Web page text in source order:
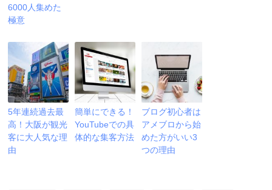
6000人集めた
極意
5年連続過去最
高！大阪が観光
客に大人気な理
由
簡単にできる！
YouTubeでの具
体的な集客方法
ブログ初心者は
アメブロから始
めた方がいい3
つの理由